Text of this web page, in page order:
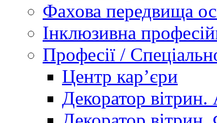
Фахова передвища
Інклюзивна
Професії /
Центр кар’єри
Декоратор вітрин.